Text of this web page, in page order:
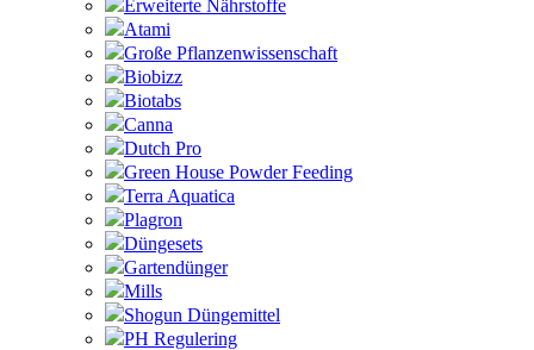
Erweiterte Nährstoffe
Atami
Große Pflanzenwissenschaft
Biobizz
Biotabs
Canna
Dutch Pro
Green House Powder Feeding
Terra Aquatica
Plagron
Düngesets
Gartendünger
Mills
Shogun Düngemittel
PH Regulering